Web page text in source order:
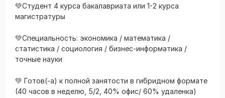
💚Студент 4 курса бакалавриата или 1-2 курса
магистратуры
💚Специальность: экономика / математика /
статистика / социология / бизнес-информатика /
точные науки
💚 Готов(-а) к полной занятости в гибридном формате
(40 часов в неделю, 5/2, 40% офис/ 60% удаленка)